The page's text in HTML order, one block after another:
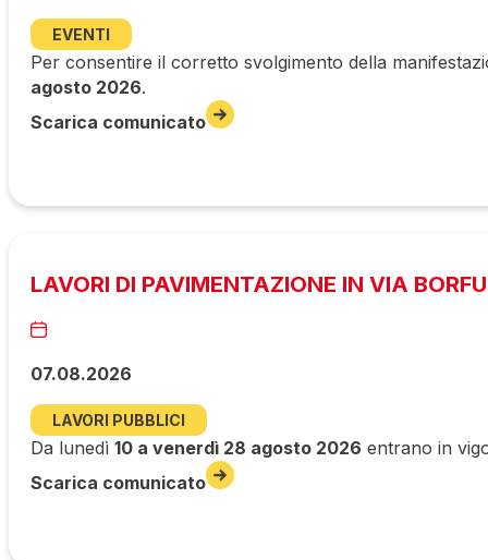
EVENTI
Per consentire il corretto svolgimento della
agosto 2026.
Scarica comunicato
LAVORI DI PAVIMENTAZIONE IN VIA
07.08.2026
LAVORI PUBBLICI
Da lunedì 10 a venerdì 28 agosto 2026 entrano in
Scarica comunicato